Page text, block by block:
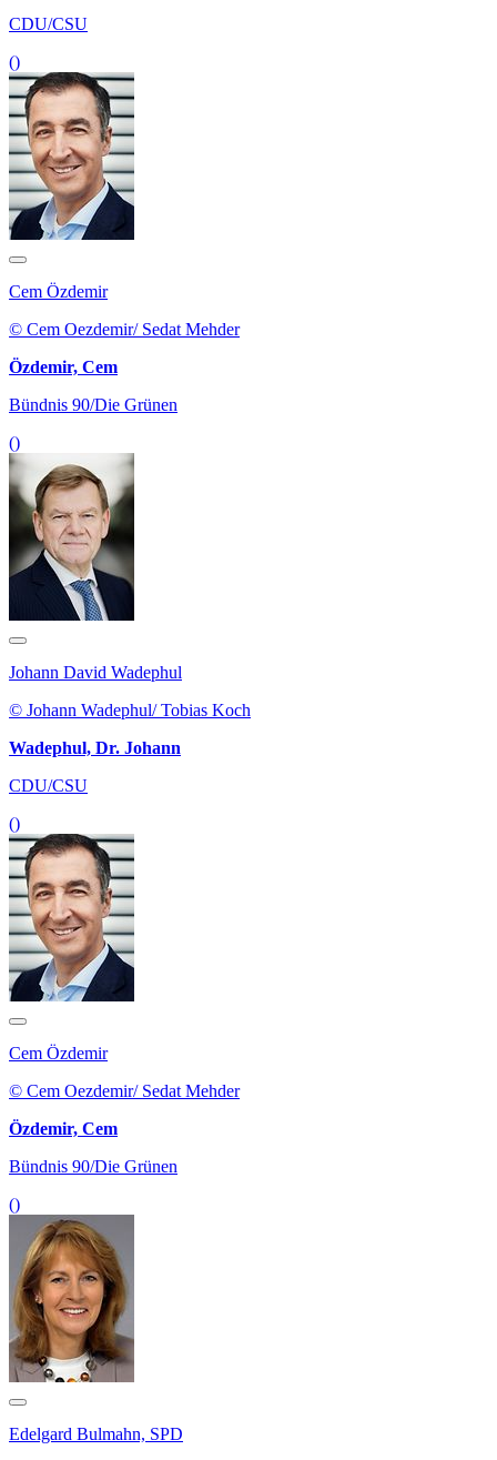
CDU/CSU
()
Cem Özdemir
© Cem Oezdemir/ Sedat Mehder
Özdemir, Cem
Bündnis 90/Die Grünen
()
Johann David Wadephul
© Johann Wadephul/ Tobias Koch
Wadephul, Dr. Johann
CDU/CSU
()
Cem Özdemir
© Cem Oezdemir/ Sedat Mehder
Özdemir, Cem
Bündnis 90/Die Grünen
()
Edelgard Bulmahn, SPD